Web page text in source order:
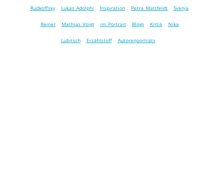
Rudkoffsky Lukas Adolphi Inspiration Petra Mattfeldt Svenja
Reiner Mathias Voigt im Portrait Blogs Kritik Nika
Lubitsch Erzählstoff Autorenporträts